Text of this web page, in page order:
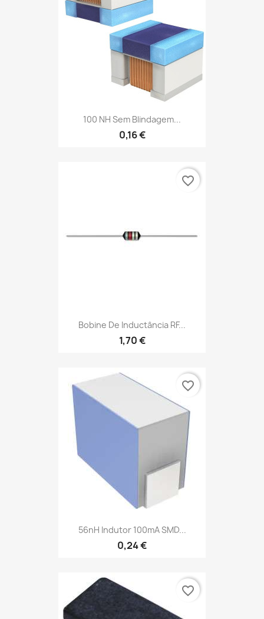
100 NH Sem Blindagem...
0,16 €
Bobine De Inductância RF...
1,70 €
favorite_border
56nH Indutor 100mA SMD...
0,24 €
favorite_border
favorite_border